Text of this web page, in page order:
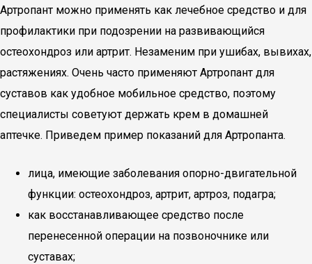
Артропант можно применять как лечебное средство и для
профилактики при подозрении на развивающийся
остеохондроз или артрит. Незаменим при ушибах, вывихах,
растяжениях. Очень часто применяют Артропант для
суставов как удобное мобильное средство, поэтому
специалисты советуют держать крем в домашней
аптечке. Приведем пример показаний для Артропанта.
лица, имеющие заболевания опорно-двигательной
функции: остеохондроз, артрит, артроз, подагра;
как восстанавливающее средство после
перенесенной операции на позвоночнике или
суставах;